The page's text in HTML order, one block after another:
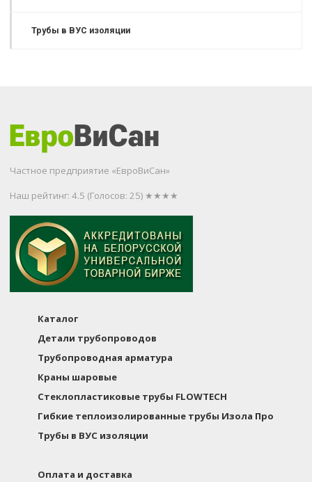
Трубы в ВУС изоляции
Частное предприятие «ЕвроВиСан»
Наш рейтинг: 4.5 (Голосов:25) ★★★★
Каталог
Детали трубопроводов
Трубопроводная арматура
Краны шаровые
Стеклопластиковые трубы FLOWTECH
Гибкие теплоизолированные трубы Изола Про
Трубы в ВУС изоляции
Оплата и доставка